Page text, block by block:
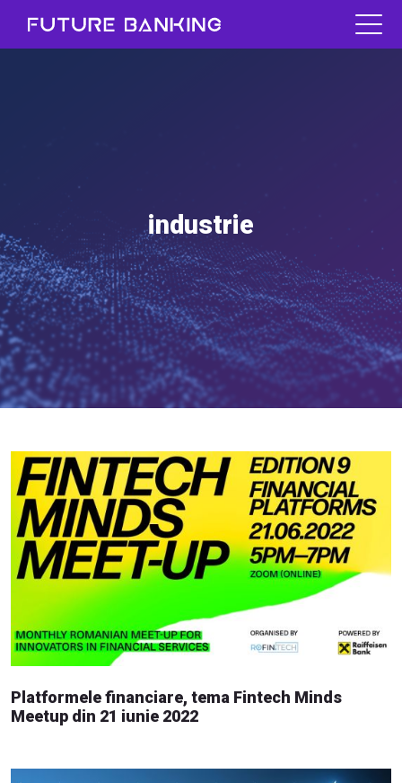
industrie
Platformele financiare, tema Fintech Minds
Meetup din 21 iunie 2022